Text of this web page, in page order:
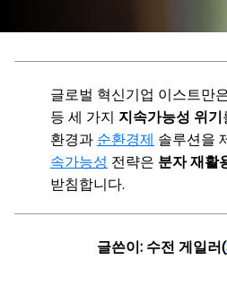
글로벌 혁신기업 이스트만
등 세 가지 지속가능성 위기
환경과 순환경제 솔루션을
속가능성 전략은 분자 재활
받침합니다.
글쓴이: 수전 게일러(